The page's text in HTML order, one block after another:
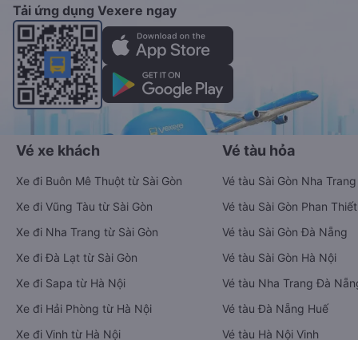
Tải ứng dụng Vexere ngay
Vé xe khách
Xe đi Buôn Mê Thuột từ Sài Gòn
Xe đi Vũng Tàu từ Sài Gòn
Xe đi Nha Trang từ Sài Gòn
Xe đi Đà Lạt từ Sài Gòn
Xe đi Sapa từ Hà Nội
Xe đi Hải Phòng từ Hà Nội
Xe đi Vinh từ Hà Nội
Vé tàu hỏa
Vé tàu Sài Gòn Nha Trang
Vé tàu Sài Gòn Phan Thiết
Vé tàu Sài Gòn Đà Nẵng
Vé tàu Sài Gòn Hà Nội
Vé tàu Nha Trang Đà
Vé tàu Đà Nẵng Huế
Vé tàu Hà Nội Vinh